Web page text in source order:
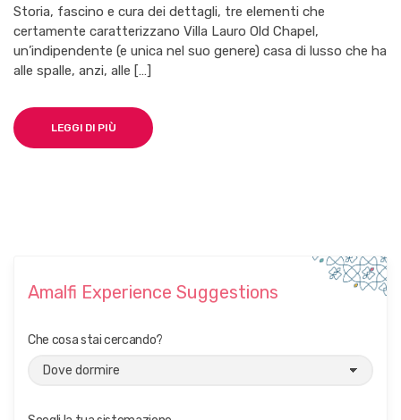
Storia, fascino e cura dei dettagli, tre elementi che
certamente caratterizzano Villa Lauro Old Chapel,
un’indipendente (e unica nel suo genere) casa di lusso che ha
alle spalle, anzi, alle […]
LEGGI DI PIÙ
Amalfi Experience Suggestions
Che cosa stai cercando?